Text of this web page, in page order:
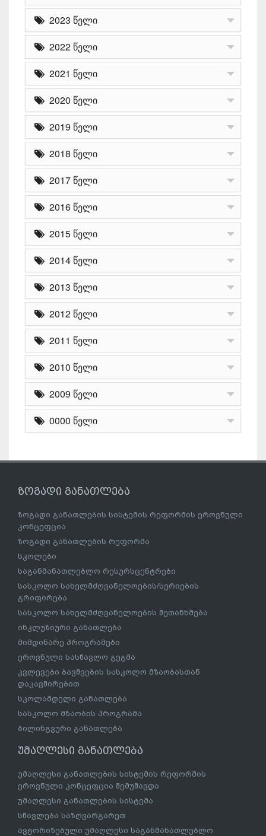
2023 წელი
2022 წელი
2021 წელი
2020 წელი
2019 წელი
2018 წელი
2017 წელი
2016 წელი
2015 წელი
2014 წელი
2013 წელი
2012 წელი
2011 წელი
2010 წელი
2009 წელი
0000 წელი
ზოგადი განათლება
ზოგადი განათლების სისტემის რეფორმის ეროვნული
კონცეფცია
ზოგადი განათლების რეფორმა
სკოლები
საგანმანათლებლო რესურსცენტრები
სასკოლო სახელმძღვანელოების/სერიების
გრიფირება
სასკოლო სახელმძღვანელოების შეთანხმება
ინკლუზიური განათლება
მიმდინარე პროგრამები
ეროვნული სასწავლო გეგმა
კვლევები ბავშვების სასკოლო მზაობასთან
დაკავშირებით
სკოლამდელი განათლება
სასკოლო მზაობის პროგრამა
ბილინგვური განათლება
უმაღლესი განათლება
უმაღლესი განათლების სისტემის რეფორმის
ეროვნული კონცეფცია შემუშავდა
უმაღლესი განათლების სისტემა
სწავლება საზღვარგარეთ
ავტორიზებული უმაღლესი საგანმანათლებლო